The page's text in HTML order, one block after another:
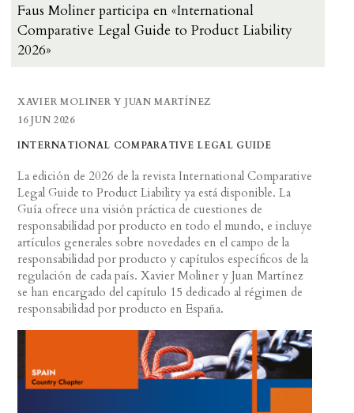
Faus Moliner participa en «International
Comparative Legal Guide to Product Liability
2026»
XAVIER MOLINER Y JUAN MARTÍNEZ
16 JUN 2026
INTERNATIONAL COMPARATIVE LEGAL GUIDE
La edición de 2026 de la revista International Comparative
Legal Guide to Product Liability ya está disponible. La
Guía ofrece una visión práctica de cuestiones de
responsabilidad por producto en todo el mundo, e incluye
artículos generales sobre novedades en el campo de la
responsabilidad por producto y capítulos específicos de la
regulación de cada país. Xavier Moliner y Juan Martínez
se han encargado del capítulo 15 dedicado al régimen de
responsabilidad por producto en España.